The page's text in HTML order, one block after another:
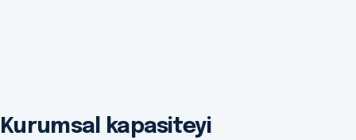
Kurumsal kapasiteyi